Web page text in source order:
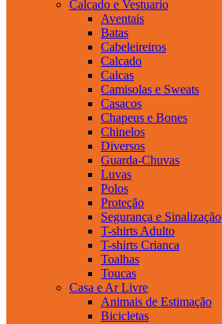
Calcado e Vestuario
Aventais
Batas
Cabeleireiros
Calcado
Calcas
Camisolas e Sweats
Casacos
Chapeus e Bones
Chinelos
Diversos
Guarda-Chuvas
Luvas
Polos
Proteção
Segurança e Sinalização
T-shirts Adulto
T-shirts Crianca
Toalhas
Toucas
Casa e Ar Livre
Animais de Estimação
Bicicletas